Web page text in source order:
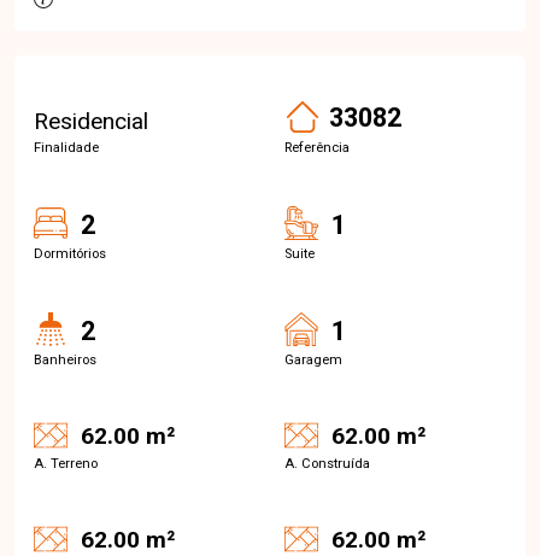
Residencial
Finalidade
33082
Referência
2
Dormitórios
1
Suite
2
Banheiros
1
Garagem
62.00 m²
A. Terreno
62.00 m²
A. Construída
62.00 m² 62.00 m²